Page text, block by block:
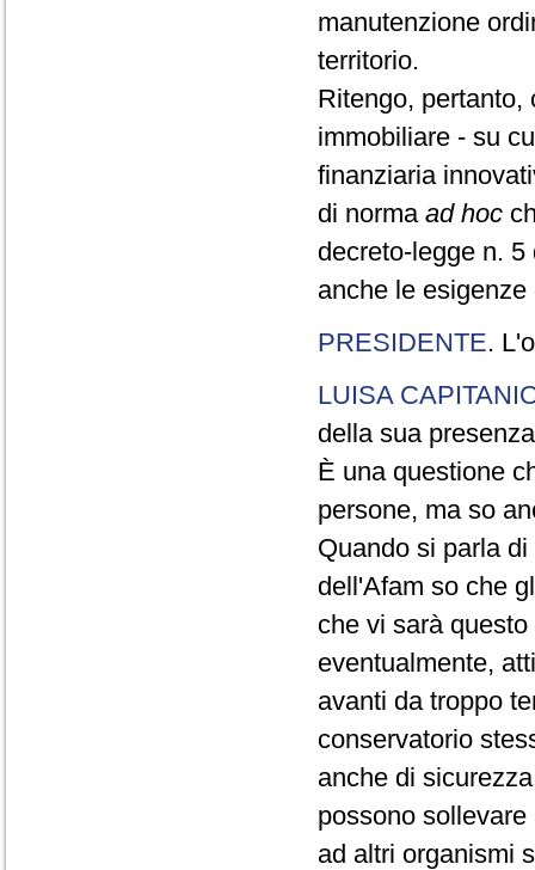
manutenzione
territorio.
Ritengo, pertanto,
immobiliare - su
finanziaria
di norma ad hoc
decreto-legge n.
anche le
PRESIDENTE.
LUISA
della sua
È una questione
persone, ma so
Quando si parla
dell'Afam so che
che vi sarà
eventualmente,
avanti da troppo
conservatorio
anche di
possono
ad altri organismi